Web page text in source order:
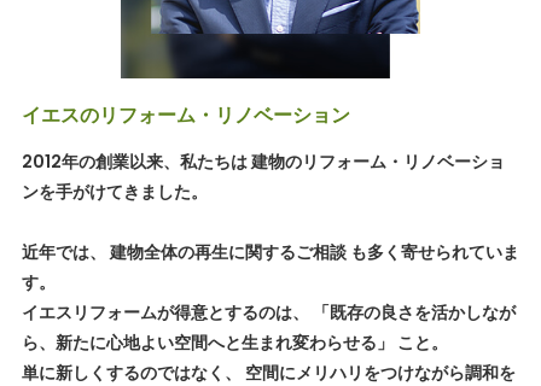
イエスのリフォーム・リノベーション
2012年の創業以来、私たちは 建物のリフォーム・リノベーショ
ンを手がけてきました。
近年では、 建物全体の再生に関するご相談 も多く寄せられていま
す。
イエスリフォームが得意とするのは、 「既存の良さを活かしなが
ら、新たに心地よい空間へと生まれ変わらせる」 こと。
単に新しくするのではなく、 空間にメリハリをつけながら調和を